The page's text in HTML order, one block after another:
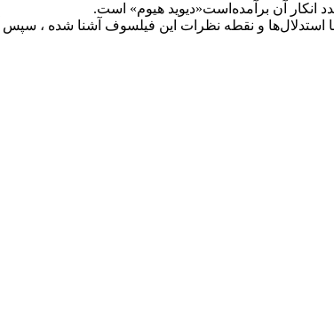
آن برآمده‌است«دیوید هیوم» است.
و نقطه نظرات این فیلسوف آشنا شده ، سپس